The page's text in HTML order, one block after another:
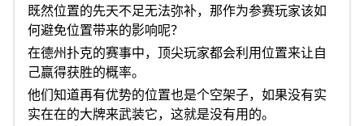
既然位置的先天不足无法弥补，那作为参赛玩家该如
何避免位置带来的影响呢？
在德州扑克的赛事中，顶尖玩家都会利用位置来让自
己赢得获胜的概率。
他们知道再有优势的位置也是个空架子，如果没有实
实在在的大牌来武装它，这就是没有用的。